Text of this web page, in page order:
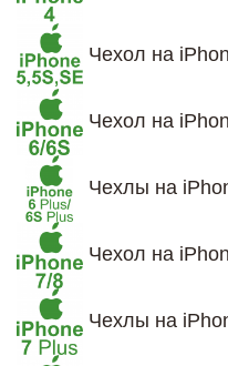
Чехол на
Чехол на
Чехлы на
Чехол на
Чехлы на